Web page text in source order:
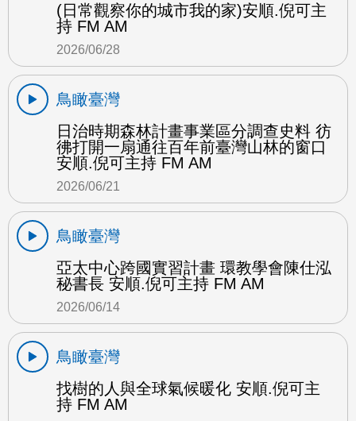
(日常觀察你的城市我的家)安順.倪可主
持 FM AM
2026/06/28
鳥瞰臺灣
日治時期森林計畫事業區分調查史料 彷
彿打開一扇通往百年前臺灣山林的窗口
安順.倪可主持 FM AM
2026/06/21
鳥瞰臺灣
亞太中心跨國實習計畫 環教學會陳仕泓
秘書長 安順.倪可主持 FM AM
2026/06/14
鳥瞰臺灣
找樹的人與全球氣候暖化 安順.倪可主
持 FM AM